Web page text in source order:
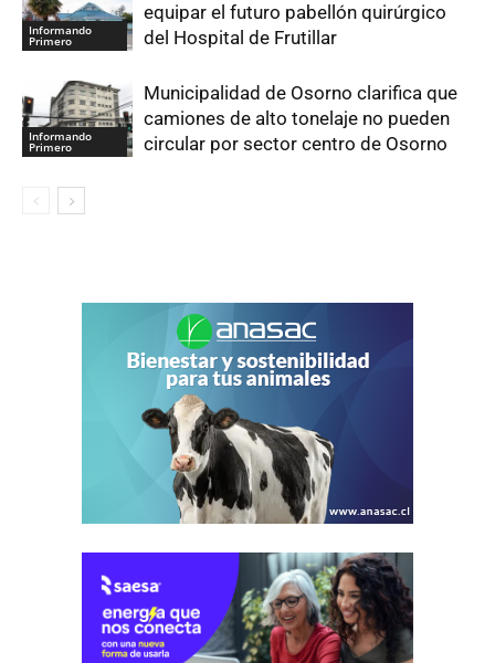
Informando
Primero
equipar el futuro pabellón quirúrgico
del Hospital de Frutillar
Informando
Primero
Municipalidad de Osorno clarifica que
camiones de alto tonelaje no pueden
circular por sector centro de Osorno